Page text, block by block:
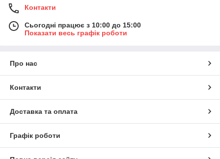
Контакти
Сьогодні працює з 10:00 до 15:00
Показати весь графік роботи
Про нас
Контакти
Доставка та оплата
Графік роботи